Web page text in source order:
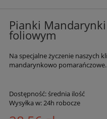
Pianki
foliowym
Na specjalne życzenie naszych
mandarynkowo pomarańczowe.
Dostępność:średnia ilość
Wysyłka w:24h robocze